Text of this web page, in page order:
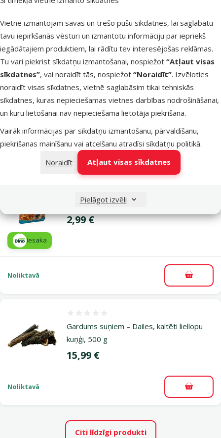
Vietnē izmantojam savas un trešo pušu sīkdatnes, lai saglabātu
tavu iepirkšanās vēsturi un izmantotu informāciju par iepriekš
iegādātajiem produktiem, lai rādītu tev interesējošas reklāmas.
Tu vari piekrist sīkdatņu izmantošanai, nospiežot “Atļaut visas
sīkdatnes”, vai noraidīt tās, nospiežot “Noraidīt”. Izvēloties
noraidīt visas sīkdatnes, vietnē saglabāsim tikai tehniskās
sīkdatnes, kuras nepieciešamas vietnes darbības nodrošināšanai,
un kuru lietošanai nav nepieciešama lietotāja piekrišana.
Vairāk informācijas par sīkdatņu izmantošanu, pārvaldīšanu,
piekrišanas mainīšanu vai atcelšanu atradīsi sīkdatņu politikā.
Noraidīt
Atļaut visas sīkdatnes
Pielāgot izvēli
Zīmols
Numurs katalogā
0691
EAN
4750534000514
Līdzīgi produkti
Gardums suņiem – Dailes, kaltēti liellopu
kuņģi, 100 g
Atsauksmes 0%
Cena
3,49 €
Noliktavā
Rolls With Chicken, 80 g
Atsauksmes 0%
Cena
2,99 €
iesaka
Noliktavā
Gardums suņiem – Dailes, kaltēti liellopu
kuņģi, 500 g
Cena
15,99 €
Noliktavā
Citi līdzīgi produkti